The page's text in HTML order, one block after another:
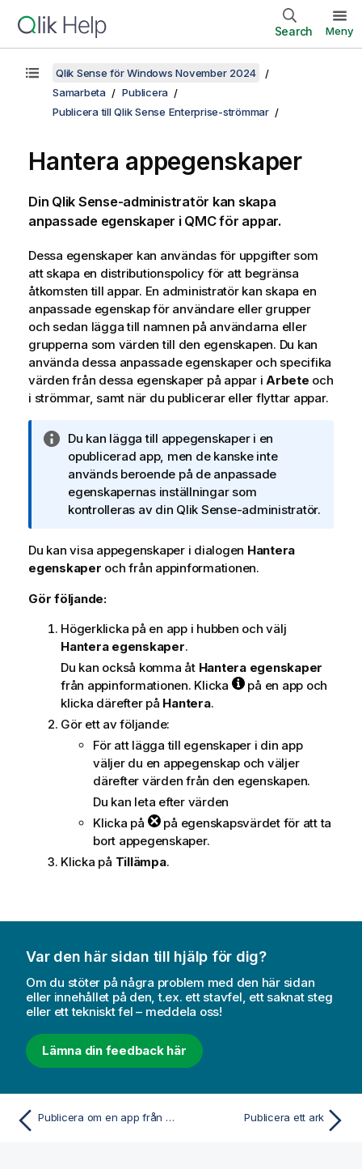
Search Meny
Qlik Sense för Windows November 2024
Samarbeta
Publicera
Publicera till Qlik Sense Enterprise-strömmar
Hantera appegenskaper
Din Qlik Sense-administratör kan skapa
anpassade egenskaper i QMCför appar.
Dessa egenskaper kan användas för uppgifter som
att skapa en distributionspolicy för att begränsa
åtkomsten till appar. En administratör kan skapa en
anpassade egenskap för användare eller grupper
och sedan lägga till namnen på användarna eller
grupperna som värden till den egenskapen. Du kan
använda dessa anpassade egenskaper och specifika
värden från dessa egenskaper på appar i Arbete och
i strömmar, samt när du publicerar eller flyttar appar.
A
n
t
e
c
n
i
g
m
i
n
f
o
r
m
Du kan lägga till appegenskaper i en
opublicerad app, men de kanske inte
används beroende på de anpassade
egenskapernas inställningar som
kontrolleras av din Qlik Sense-administratör.
Du kan visa appegenskaper i dialogen Hantera
egenskaper och från appinformationen.
Gör följande:
Högerklicka på en app i hubben och välj
Hantera egenskaper.
Du kan också komma åt Hantera egenskaper
från appinformationen. Klicka
på en app och
klicka därefter på Hantera.
Gör ett av följande:
För att lägga till egenskaper i din app
väljer du en appegenskap och väljer
därefter värden från den egenskapen.
Du kan leta efter värden
Klicka på
på egenskapsvärdet för att ta
bort appegenskaper.
Klicka på Tillämpa.
Var den här sidan till hjälp för dig?
Om du stöter på några problem med den här sidan
eller innehållet på den, t.ex. ett stavfel, ett saknat steg
eller ett tekniskt fel – meddela oss!
Lämna din feedback här
Publicera om en app från hubben. Publicera ett ark